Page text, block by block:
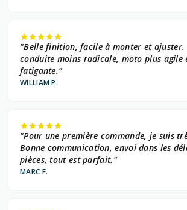
"Belle finition, facile à monter et ajuster.
conduite moins radicale, moto plus agile
fatigante."
WILLIAM P.
"Pour une première commande, je suis
Bonne communication, envoi dans les
pièces, tout est parfait."
MARC F.